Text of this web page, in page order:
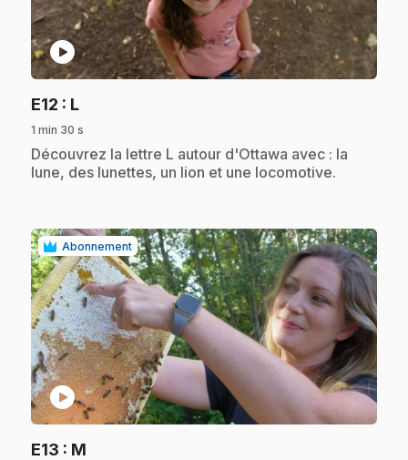
play_circle
E12 : L.
1 min 30 s
.Découvrez la lettre L autour d'Ottawa avec : la
lune, des lunettes, un lion et une locomotive.
Abonnement
play_circle
E13 : M